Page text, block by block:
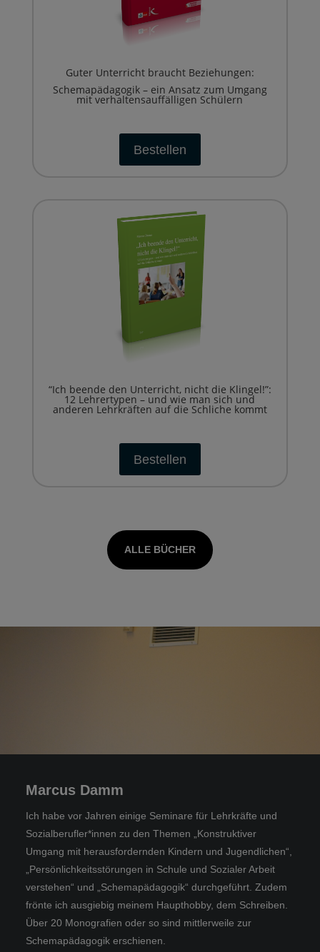
Guter Unterricht braucht Beziehungen:
Schemapädagogik – ein Ansatz zum Umgang
mit verhaltensauffälligen Schülern
Bestellen
“Ich beende den Unterricht, nicht die Klingel!”:
12 Lehrertypen – und wie man sich und
anderen Lehrkräften auf die Schliche kommt
Bestellen
ALLE BÜCHER
Marcus Damm
Ich habe vor Jahren einige Seminare für Lehrkräfte und
Sozialberufler*innen zu den Themen „Konstruktiver
Umgang mit herausfordernden Kindern und Jugendlichen“,
„Persönlichkeitsstörungen in Schule und Sozialer Arbeit
verstehen“ und „Schemapädagogik“ durchgeführt. Zudem
frönte ich ausgiebig meinem Haupthobby, dem Schreiben.
Über 20 Monografien oder so sind mittlerweile zur
Schemapädagogik erschienen.